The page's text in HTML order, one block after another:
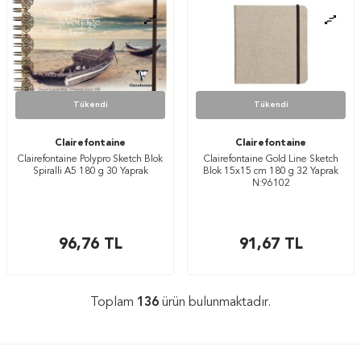
Tükendi
Clairefontaine
Clairefontaine Polypro Sketch Blok
Spiralli A5 180 g 30 Yaprak
96,76TL
Tükendi
Clairefontaine
Clairefontaine Gold Line Sketch
Blok 15x15 cm 180 g 32 Yaprak
N:96102
91,67TL
Toplam 136 ürün bulunmaktadır.